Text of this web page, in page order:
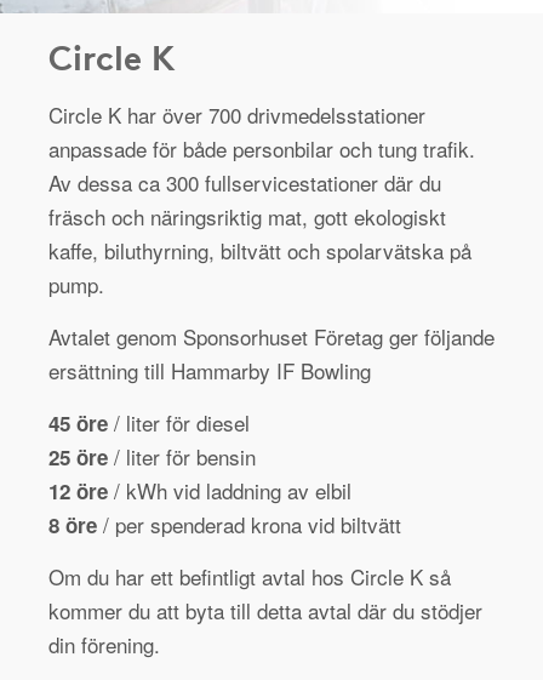
Circle K
Circle K har över 700 drivmedelsstationer
anpassade för både personbilar och tung trafik.
Av dessa ca 300 fullservicestationer där du
fräsch och näringsriktig mat, gott ekologiskt
kaffe, biluthyrning, biltvätt och spolarvätska på
pump.
Avtalet genom Sponsorhuset Företag ger följande
ersättning till Hammarby IF Bowling
45 öre / liter för diesel
25 öre / liter för bensin
12 öre / kWh vid laddning av elbil
8 öre / per spenderad krona vid biltvätt
Om du har ett befintligt avtal hos Circle K så
kommer du att byta till detta avtal där du stödjer
din förening.